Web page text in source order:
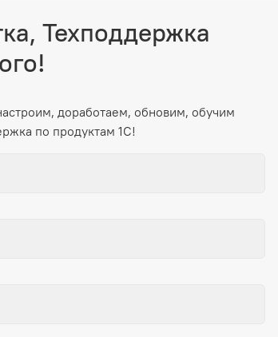
Техподдержка
доработаем, обновим, обучим
по продуктам 1С!